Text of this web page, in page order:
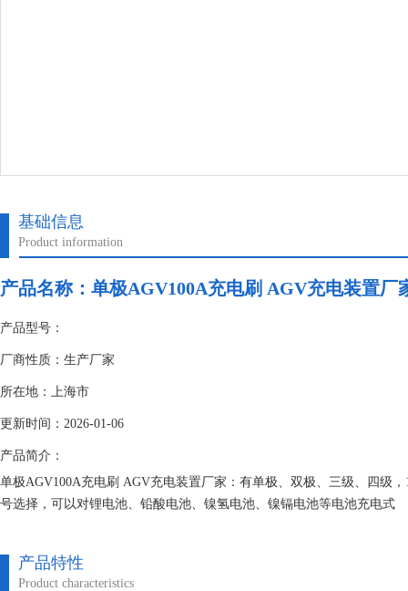
基础信息
Product information
产品名称： 单极AGV100A充电刷 AGV充电装置厂
产品型号：
厂商性质：生产厂家
所在地：上海市
更新时间：2026-01-06
产品简介：
单极AGV100A充电刷 AGV充电装置厂家：有单极、双极、三级、四级
号选择，可以对锂电池、铅酸电池、镍氢电池、镍镉电池等电池充电式
产品特性
Product characteristics